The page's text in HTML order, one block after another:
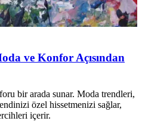
ve Konfor Açısından
bir arada sunar. Moda trendleri,
özel hissetmenizi sağlar,
içerir.